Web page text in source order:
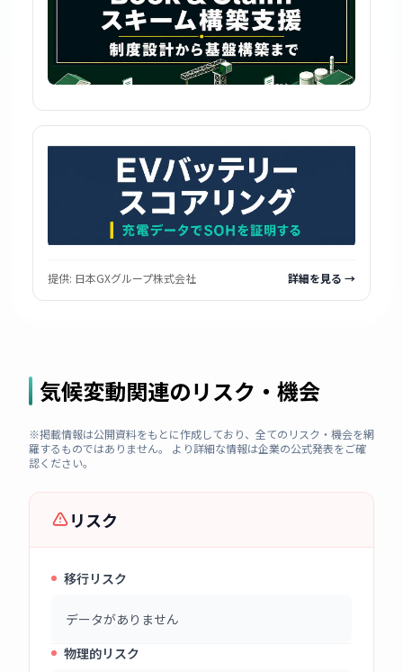
提供: 日本GXグループ株式会社 詳細を見る →
気候変動関連のリスク・機会
※掲載情報は公開資料をもとに作成しており、全てのリスク・機会を網
羅するものではありません。 より詳細な情報は企業の公式発表をご確
認ください。
リスク
移行リスク
データがありません
物理的リスク